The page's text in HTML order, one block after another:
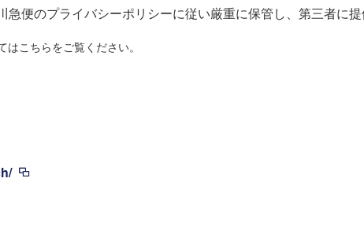
便のプライバシーポリシーに従い厳重に保管し、第三者に提
こちらをご覧ください。